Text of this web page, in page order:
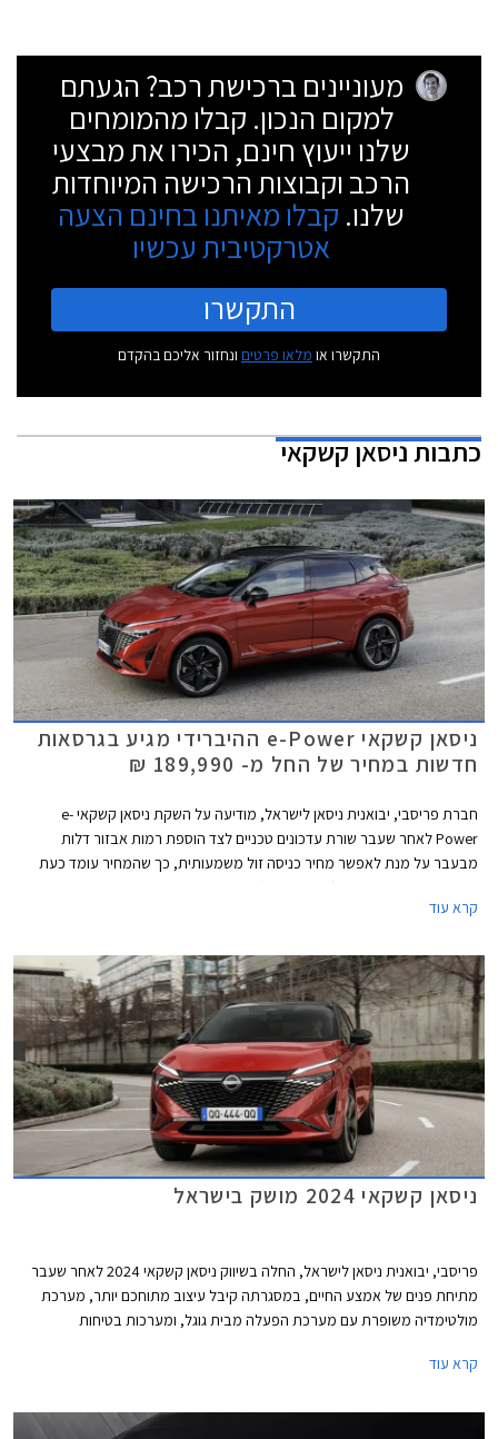
מעוניינים ברכישת רכב? הגעתם
למקום הנכון. קבלו מהמומחים
שלנו ייעוץ חינם, הכירו את מבצעי
הרכב וקבוצות הרכישה המיוחדות
שלנו. קבלו מאיתנו בחינם הצעה
אטרקטיבית עכשיו
התקשרו
התקשרו או מלאו פרטים ונחזור אליכם בהקדם
כתבותניסאן קשקאי
ניסאן קשקאי e-Power ההיברידי מגיע בגרסאות
חדשות במחיר של החל מ- 189,990 ₪
חברת פריסבי, יבואנית ניסאן לישראל, מודיעה על השקת ניסאן קשקאי e-
Power לאחר שעבר שורת עדכונים טכניים לצד הוספת רמות אבזור דלות
מבעבר על מנת לאפשר מחיר כניסה זול משמעותית, כך שהמחיר עומד כעת
היוצאת.
קרא עוד
ניסאן קשקאי 2024 מושק בישראל
פריסבי, יבואנית ניסאן לישראל, החלה בשיווק ניסאן קשקאי 2024 לאחר שעבר
מתיחת פנים של אמצע החיים, במסגרתה קיבל עיצוב מתוחכם יותר, מערכת
מולטימדיה משופרת עם מערכת הפעלה מבית גוגל, ומערכות בטיחות
קרא עוד